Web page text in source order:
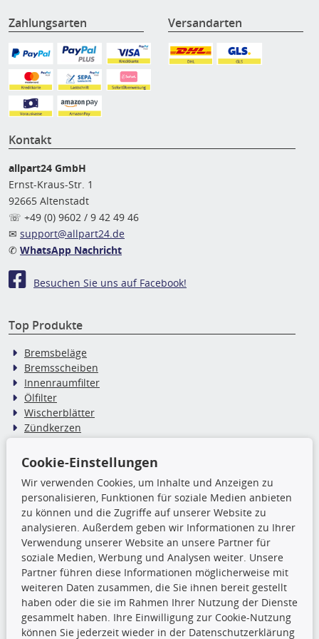
Zahlungsarten Versandarten
Kontakt
allpart24 GmbH
Ernst-Kraus-Str. 1
92665 Altenstadt
☏ +49 (0) 9602 / 9 42 49 46
✉ support@allpart24.de
✆ WhatsApp Nachricht
Besuchen Sie uns auf Facebook!
Top Produkte
Bremsbeläge
Bremsscheiben
Innenraumfilter
Ölfilter
Wischerblätter
Zündkerzen
TecDoc Inside
Die hier angezeigten Daten,
insbesondere die gesamte Datenbank,
dürfen nicht kopiert werden. Es ist zu
unterlassen, die Daten oder die gesamte Datenbank ohne
vorherige Zustimmung TecDocs zu vervielfältigen, zu
verbreiten und/oder diese Handlungen durch Dritte ausführen
zu lassen. Ein Zuwiderhandeln stellt eine
Urheberrechtsverletzung dar und wird verfolgt.
Cookie-Einstellungen
Wir verwenden Cookies, um Inhalte und Anzeigen zu
personalisieren, Funktionen für soziale Medien anbieten
zu können und die Zugriffe auf unserer Website zu
analysieren. Außerdem geben wir Informationen zu Ihrer
Verwendung unserer Website an unsere Partner für
soziale Medien, Werbung und Analysen weiter. Unsere
Partner führen diese Informationen möglicherweise mit
weiteren Daten zusammen, die Sie ihnen bereit gestellt
haben oder die sie im Rahmen Ihrer Nutzung der Dienste
gesammelt haben. Ihre Einwilligung zur Cookie-Nutzung
können Sie jederzeit wieder in der Datenschutzerklärung